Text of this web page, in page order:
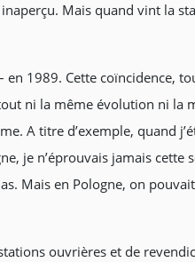
Mais quand vint la
1989. Cette coïncidence,
ni la même évolution ni la
A titre d’exemple, quand
je n’éprouvais jamais cette
Mais en Pologne, on
ouvrières et de